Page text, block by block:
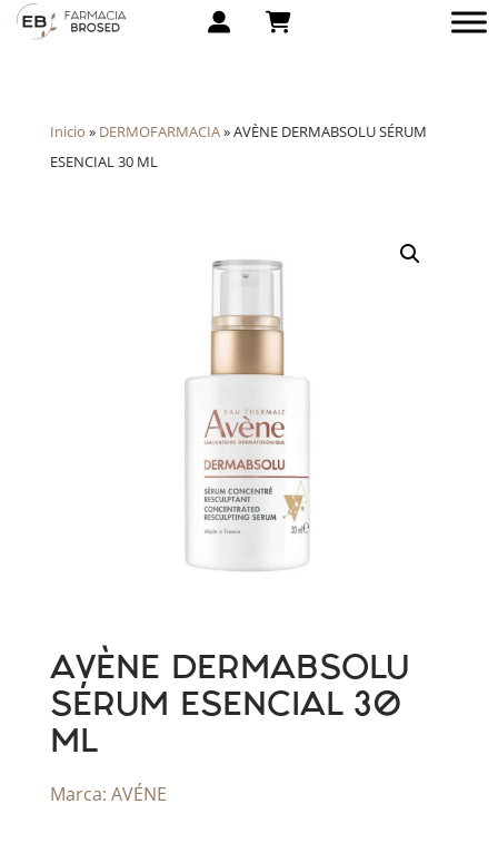
Inicio » DERMOFARMACIA»AVÈNE DERMABSOLU SÉRUM
ESENCIAL 30 ML
AVÈNE DERMABSOLU
SÉRUM ESENCIAL 30
ML
Marca: AVÉNE